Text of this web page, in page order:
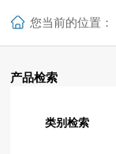
您当前的位置：
产品检索
类别检索